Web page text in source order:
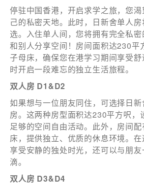
停驻中国香港，开启求学之旅，您
己的私密天地。此时，日新舍单人
选。入住单人间，您将拥有完全私
和别人分享空间！房间面积达230平
子母床，确保您在港学习期间享受
时开启一段难忘的独立生活旅程。
双人房 D1&D2
如果想与一位朋友同住，可选择日
房。这两种房型面积达230平方呎，
足够的空间自由活动。此外，房间
床，提供独立、优质的休息环境。
享受安静的独处时光，还可以与朋
滴。
双人房 D3&D4